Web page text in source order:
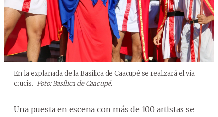
En la explanada de la Basílica de Caacupé se realizará el vía
crucis. Foto: Basílica de Caacupé.
Una puesta en escena con más de 100 artistas se